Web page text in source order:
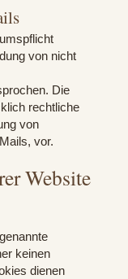
von nicht
Die
rechtliche
von
vor.
Website
keinen
dienen